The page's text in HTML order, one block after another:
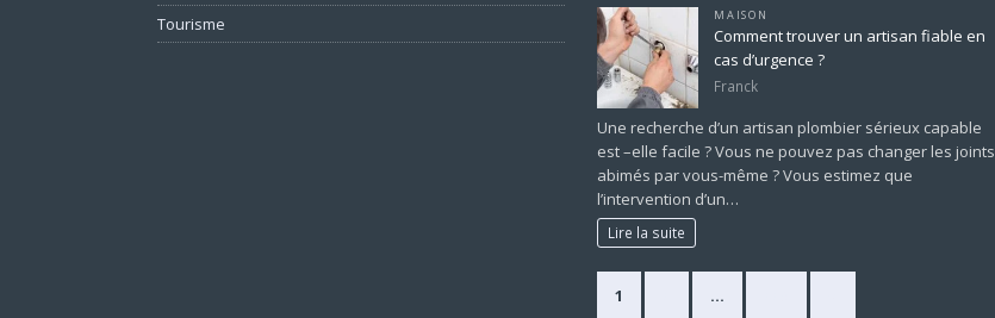
Tourisme
MAISON
Comment trouver un artisan fiable en
cas d’urgence ?
Franck
Une recherche d’un artisan plombier sérieux capable
est –elle facile ? Vous ne pouvez pas changer les joints
abimés par vous-même ? Vous estimez que
l’intervention d’un…
Lire la suite
1 …